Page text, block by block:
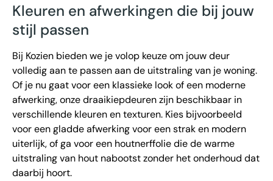
Kleuren en afwerkingen die bij jouw
stijl passen
Bij Kozien bieden we je volop keuze om jouw deur
volledig aan te passen aan de uitstraling van je woning.
Of je nu gaat voor een klassieke look of een moderne
afwerking, onze draaikiepdeuren zijn beschikbaar in
verschillende kleuren en texturen. Kies bijvoorbeeld
voor een gladde afwerking voor een strak en modern
uiterlijk, of ga voor een houtnerffolie die de warme
uitstraling van hout nabootst zonder het onderhoud dat
daarbij hoort.